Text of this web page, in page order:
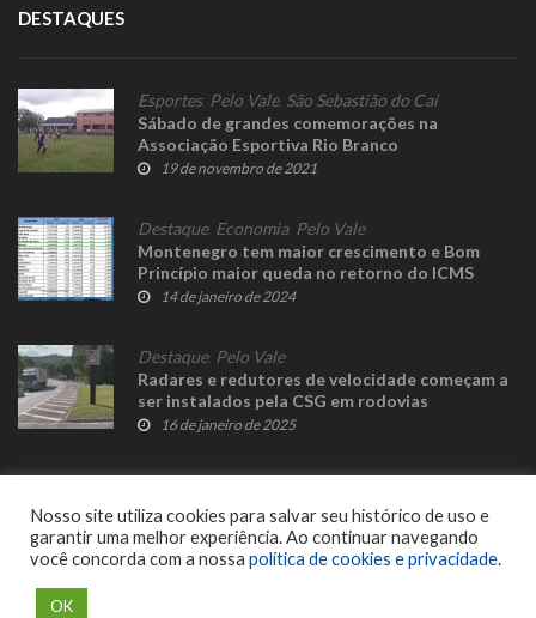
DESTAQUES
Esportes, Pelo Vale, São Sebastião do Caí
Sábado de grandes comemorações na
Associação Esportiva Rio Branco
19 de novembro de 2021
Destaque, Economia, Pelo Vale
Montenegro tem maior crescimento e Bom
Princípio maior queda no retorno do ICMS
14 de janeiro de 2024
Destaque, Pelo Vale
Radares e redutores de velocidade começam a
ser instalados pela CSG em rodovias
concedidas no Vale do Caí e Serra Gaúcha
16 de janeiro de 2025
© 2023 Fato Novo - Todos os direitos reservados. Desenvolvido por
Nosso site utiliza cookies para salvar seu histórico de uso e
garantir uma melhor experiência. Ao continuar navegando
você concorda com a nossa política de cookies e privacidade.
OK